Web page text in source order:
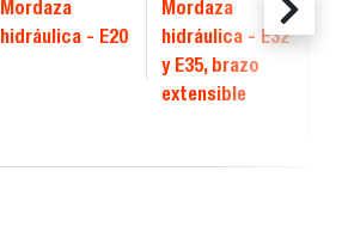
Mordaza
hidráulica - E20
Mordaza
hidráulica - E32
y E35, brazo
extensible